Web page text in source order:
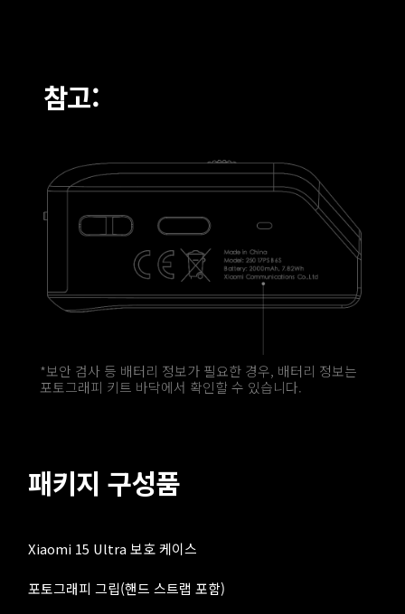
참고:
*보안 검사 등 배터리 정보가 필요한 경우, 배터리 정보는
포토그래피 키트 바닥에서 확인할 수 있습니다.
패키지 구성품
Xiaomi 15 Ultra 보호 케이스
포토그래피 그립(핸드 스트랩 포함)